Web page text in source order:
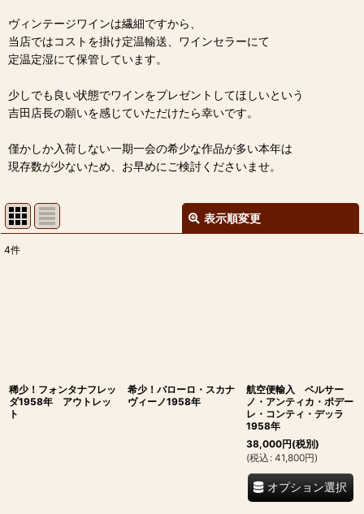
ヴィンテージワインは繊細ですから、
当店ではコストを掛け定温輸送、ワインセラーにて
定温定湿にて保管しています。
少しでも良い状態でワインをプレゼントしてほしいという
吉田店長の願いを感じていただけたら幸いです。
僅かしか入荷しない一期一会の希少な作品が多い本年は
現存数が少ないため、お早めにご検討くださいませ。
表示順変更
4件
稀少！フォンタナフレッ
ダ1958年 アウトレッ
ト
希少！バローロ・スカナ
ヴィーノ1958年
航空便輸入 ベルサー
ノ・アンティカ・ポデー
レ・コンティ・デッラ
1958年
38,000円(税別)
(税込 : 41,800円)
オプション選択